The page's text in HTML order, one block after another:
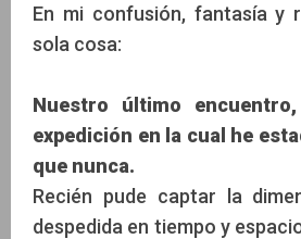
En mi confusión, fantasía y
sola cosa:
Nuestro último
expedición en la cual he
que nunca.
Recién pude captar la
despedida en tiempo y